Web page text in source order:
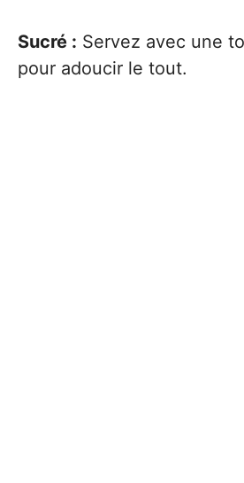
Sucré : Servez avec une
pour adoucir le tout.